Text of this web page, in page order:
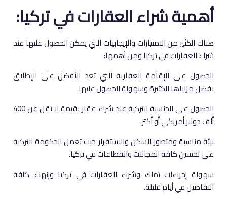
أهمية شراء العقارات في تركيا:
هناك الكثير من الامتيازات والإيجابيات التي يمكن الحصول عليها عند
شراء العقارات في تركيا ومن أهمها:
الحصول على الإقامة العقارية التي تعد الأفضل على الإطلاق
بفضل مزاياها الكثيرة وسهولة الحصول عليها.
الحصول على الجنسية التركية عند شراء عقار بقيمة لا تقل عن 400
ألف دولار أمريكي أو أكثر.
بيئة مناسبة ومتطور للسكن والاستقرار حيث تعمل الحكومة التركية
على تحسين كافة المجالات والقطاعات في تركيا.
سهولة إجراءات تملك وشراء العقارات في تركيا وإنهاء كافة
التفاصيل في أيام قليلة.